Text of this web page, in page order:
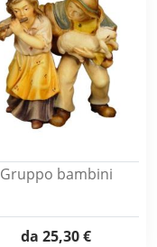
Gruppo bambini
da 25,30 €